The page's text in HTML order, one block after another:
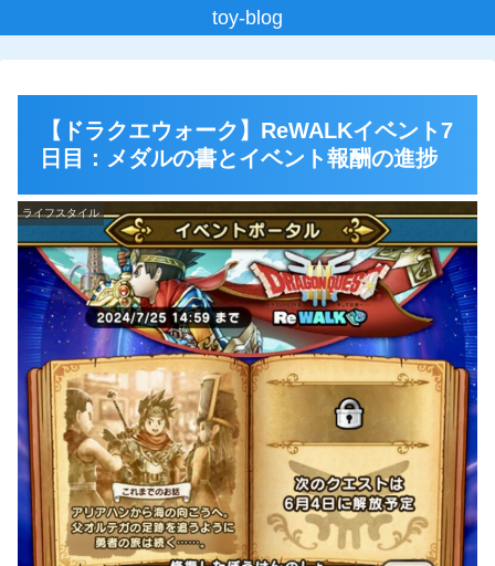
toy-blog
【ドラクエウォーク】ReWALKイベント7
日目：メダルの書とイベント報酬の進捗
ライフスタイル